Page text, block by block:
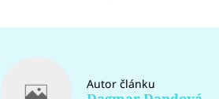
Autor článku